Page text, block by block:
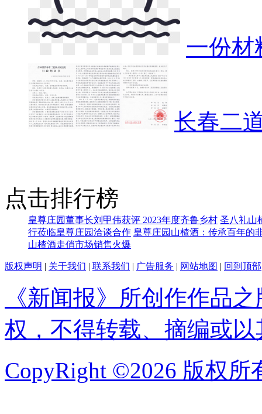
一份材
长春二
点击排行榜
皇尊庄园董事长刘甲伟获评 2023年度齐鲁乡村 圣八礼山
行莅临皇尊庄园洽谈合作 皇尊庄园山楂酒：传承百年的
山楂酒走俏市场销售火爆
版权声明 | 关于我们 | 联系我们 | 广告服务 | 网站地图 | 回到顶部
《新闻报》所创作作品
权，不得转载、摘编或
CopyRight ©2026 版权所